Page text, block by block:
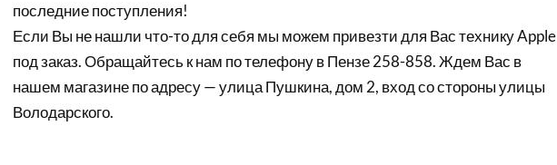
последние поступления!
Если Вы не нашли что-то для себя мы можем привезти для Вас технику Apple
под заказ. Обращайтесь к нам по телефону в Пензе 258-858. Ждем Вас в
нашем магазине по адресу — улица Пушкина, дом 2, вход со стороны улицы
Володарского.